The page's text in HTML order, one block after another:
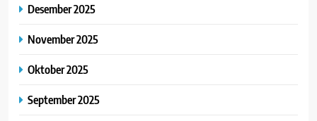
Desember 2025
November 2025
Oktober 2025
September 2025